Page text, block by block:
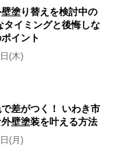
塗り替えを検討中の
タイミングと後悔しな
イント
(木)
差がつく！ いわき市
壁塗装を叶える方法
(月)